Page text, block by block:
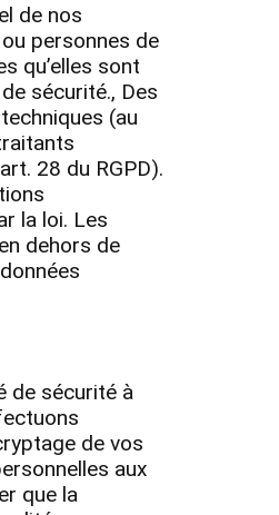
de nos
personnes de
qu’elles sont
sécurité., Des
(au
28 du RGPD).
la loi. Les
dehors de
de sécurité à
de vos
aux
que la